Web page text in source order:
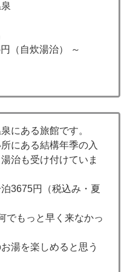
（自炊湯治） ～
にある旅館です。
にある結構年季の入
治も受け付けていま
3675円（税込み・夏
でもっと早く来なかっ
湯を楽しめると思う